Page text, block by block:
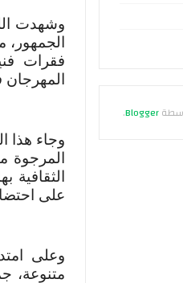
Blogger
.
وشهدت
فقرات
وجاء هذا
المرجوة
الثقافية
على
وعلى
متنوعة،